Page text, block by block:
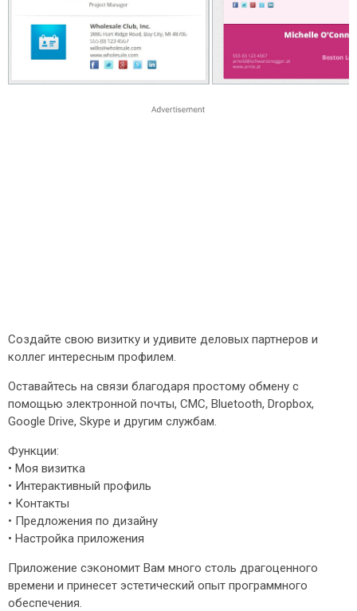
Создайте свою визитку и удивите деловых партнеров и
коллег интересным профилем.
Оставайтесь на связи благодаря простому обмену с
помощью электронной почты, СМС, Bluetooth, Dropbox,
Google Drive, Skype и другим службам.
Функции:
• Моя визитка
• Интерактивный профиль
• Контакты
• Предложения по дизайну
• Настройка приложения
Приложение сэкономит Вам много столь драгоценного
времени и принесет эстетический опыт программного
обеспечения.